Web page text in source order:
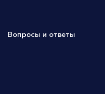
Вопросы и ответы